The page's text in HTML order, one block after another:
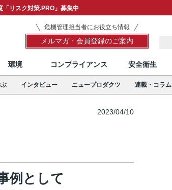
リスク対策.PRO」募集中
危機管理担当者にお役立ち情報
メルマガ・会員登録のご案内
環境 コンプライアンス 安全衛生
インタビュー ニュープロダクツ 連載・コラム
2023/04/10
例として